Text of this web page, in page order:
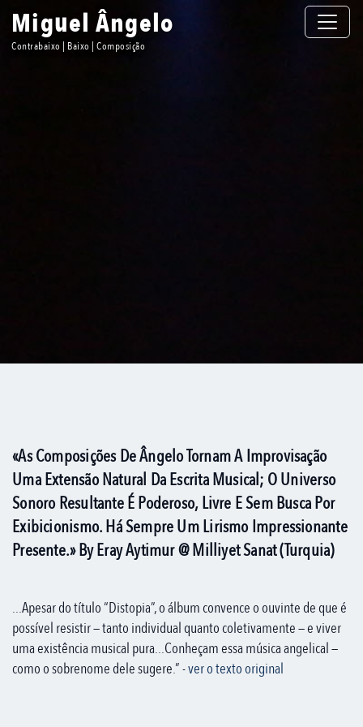
Toggle
Miguel Ângelo
Contrabaixo | Baixo | Composição
«As Composições De Ângelo Tornam A Improvisação
Uma Extensão Natural Da Escrita Musical; O Universo
Sonoro Resultante É Poderoso, Livre E Sem Busca Por
Exibicionismo. Há Sempre Um Lirismo Impressionante
Presente.» By Eray Aytimur @ Milliyet Sanat (Turquia)
...Apesar do título “Distopia”, o álbum convence o ouvinte de que é
possível resistir — tanto individual quanto coletivamente — e viver
uma existência musical pura...Conheçam essa música angelical —
como o sobrenome dele sugere.” -ver o texto original